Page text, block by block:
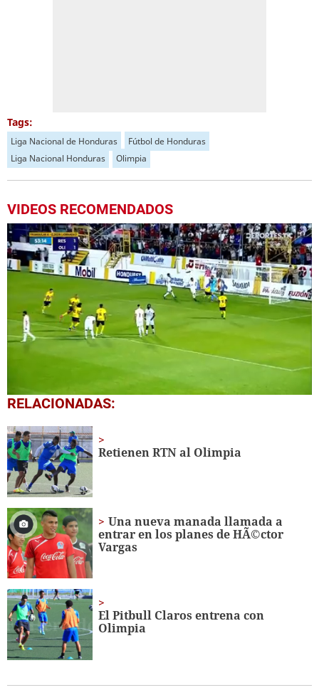
Tags:
Liga Nacional de Honduras
Fútbol de Honduras
Liga Nacional Honduras
Olimpia
VIDEOS RECOMENDADOS
0
seconds
4
minutes,
9
seconds
RELACIONADAS:
Retienen RTN al Olimpia
Una nueva manada llamada a
entrar en los planes de HÃ©ctor
Vargas
El Pitbull Claros entrena con
Olimpia